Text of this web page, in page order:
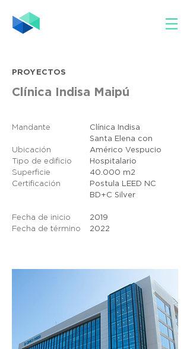
PROYECTOS
Clínica Indisa Maipú
Mandante
Ubicación
Tipo de edificio
Superficie
Certificación
Fecha de inicio
Fecha de término
Clínica Indisa
Santa Elena con
Américo Vespucio
Hospitalario
40.000 m2
Postula LEED NC
BD+C Silver
2019
2022